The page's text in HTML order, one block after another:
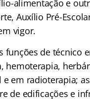
alimentação e
Auxílio Pré-
vigor.
funções de técnico
hemoterapia,
em radioterapia;
de edificações e